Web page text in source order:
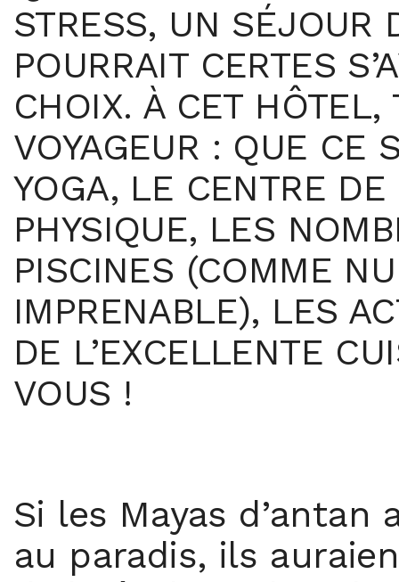
STRESS, UN SÉJOUR
POURRAIT CERTES
CHOIX. À CET
VOYAGEUR : QUE CE
YOGA, LE CENTRE
PHYSIQUE, LES
PISCINES (COMME
IMPRENABLE), LES
DE L’EXCELLENTE
VOUS !
Si les Mayas
au paradis, ils